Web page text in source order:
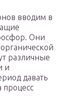
вводим в
Они
различные
и
давать
процесс